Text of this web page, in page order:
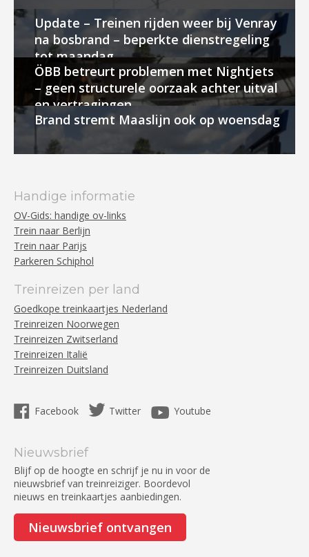
Update – Treinen rijden weer bij Venray
na bosbrand – beperkte dienstregeling
tot maandag
ÖBB betreurt problemen met Nightjets
– geen structurele oorzaak achter uitval
en vertragingen
Brand stremt Maaslijn ook op woensdag
Handige informatie
OV-Gids: handige ov-links
Trein naar Berlijn
Trein naar Parijs
Parkeren Schiphol
Treinreizen per land
Goedkope treinkaartjes Nederland
Treinreizen Noorwegen
Treinreizen Zwitserland
Treinreizen Italië
Treinreizen Duitsland
Facebook Twitter Youtube
Nieuwsbrief
Blijf op de hoogte en schrijf je nu in voor de
nieuwsbrief van treinreiziger. Boordevol
nieuws en treinkaartjes aanbiedingen.
Nieuwsbrief ontvangen